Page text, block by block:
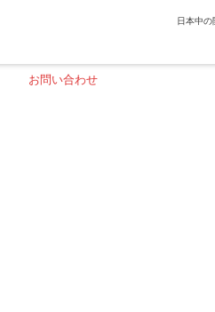
日本中の
お問い合わせ